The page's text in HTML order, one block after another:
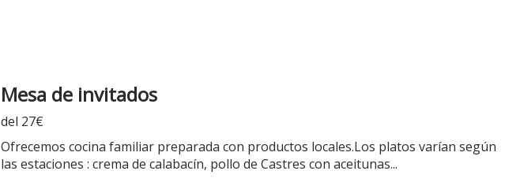
Mesa de invitados
del 27€
Ofrecemos cocina familiar preparada con productos locales.Los platos varían según
las estaciones : crema de calabacín, pollo de Castres con aceitunas...